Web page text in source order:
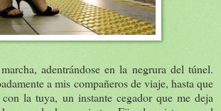
adentrándose en la negrura del túnel.
a mis compañeros de viaje, hasta que
la tuya, un instante cegador que me deja